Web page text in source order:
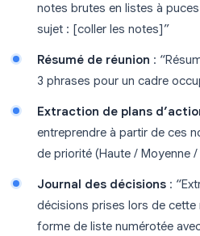
notes brutes en listes à
sujet : [coller les notes]”
Résumé de réunion :
3 phrases pour un cadre
Extraction de plans
entreprendre à partir de ces
de priorité (Haute / Moyenne /
Journal des décisions :
décisions prises lors de cette
forme de liste numérotée